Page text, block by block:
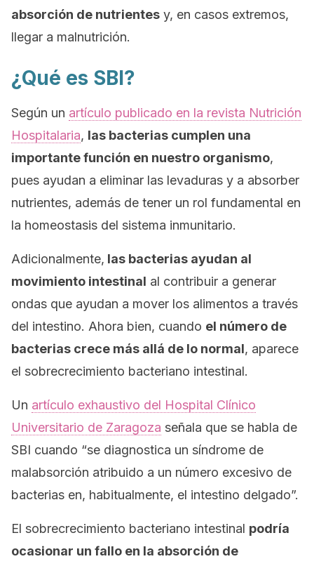
absorción de nutrientes y, en casos extremos,
llegar a malnutrición.
¿Qué es SBI?
Según un artículo publicado en la revista Nutrición
Hospitalaria, las bacterias cumplen una
importante función en nuestro organismo,
pues ayudan a eliminar las levaduras y a absorber
nutrientes, además de tener un rol fundamental en
la homeostasis del sistema inmunitario.
Adicionalmente, las bacterias ayudan al
movimiento intestinal al contribuir a generar
ondas que ayudan a mover los alimentos a través
del intestino. Ahora bien, cuando el número de
bacterias crece más allá de lo normal, aparece
el sobrecrecimiento bacteriano intestinal.
Un artículo exhaustivo del Hospital Clínico
Universitario de Zaragoza señala que se habla de
SBI cuando “se diagnostica un síndrome de
malabsorción atribuido a un número excesivo de
bacterias en, habitualmente, el intestino delgado”.
El sobrecrecimiento bacteriano intestinal podría
ocasionar un fallo en la absorción de